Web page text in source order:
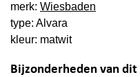
merk: Wiesbaden
type: Alvara
kleur: matwit
Bijzonderheden van dit